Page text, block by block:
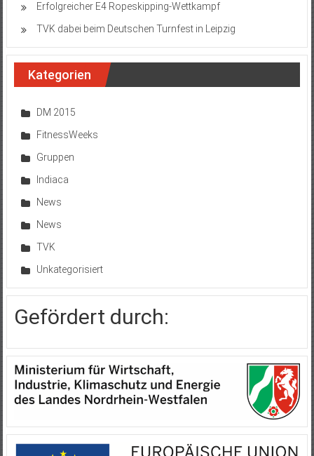
Erfolgreicher E4 Ropeskipping-Wettkampf
TVK dabei beim Deutschen Turnfest in Leipzig
Kategorien
DM 2015
FitnessWeeks
Gruppen
Indiaca
News
News
TVK
Unkategorisiert
Gefördert durch: